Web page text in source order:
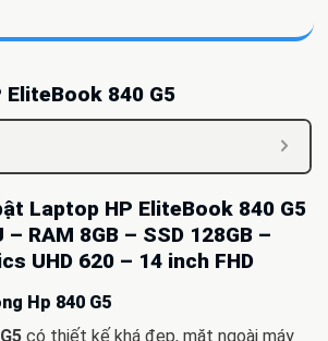
EliteBook 840 G5
Laptop HP EliteBook 840 G5
RAM 8GB – SSD 128GB –
UHD 620 – 14 inch FHD
Hp 840 G5
có thiết kế khá đẹp, mặt ngoài máy